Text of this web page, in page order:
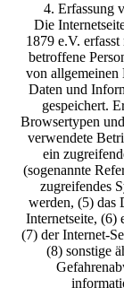
4. Erfassung
Die
1879 e.V.
betroffene
von allgemeinen
Daten und
gespeichert.
Browsertypen
verwendete
ein
(sogenannte
zugreifendes
werden, (5) das
Internetseite, (6)
(7) der Internet-
(8) sonstige